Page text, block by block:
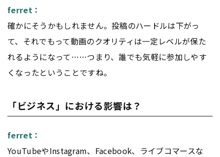
ferret：
確かにそうかもしれません。投稿のハードルは下がっ
て、それでもって動画のクオリティは一定レベルが保た
れるようになって……つまり、誰でも気軽に参加しやす
くなったということですね。
「ビジネス」における影響は？
ferret：
YouTubeやInstagram、Facebook、ライブコマースな